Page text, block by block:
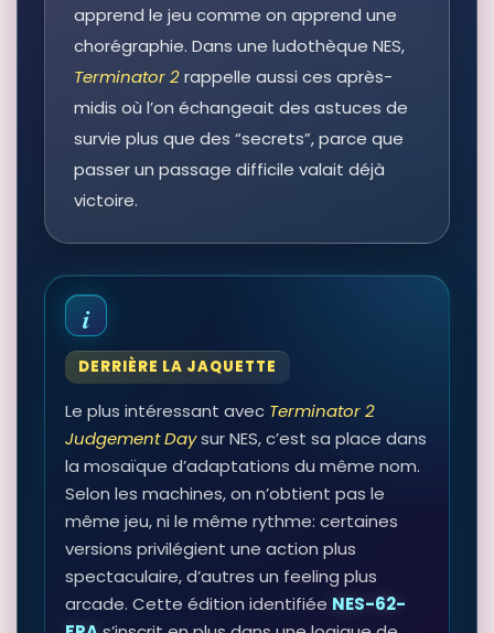
apprend le jeu comme on apprend une
chorégraphie. Dans une ludothèque NES,
Terminator 2rappelle aussi ces après-
midis où l’on échangeait des astuces de
survie plus que des “secrets”, parce que
passer un passage difficile valait déjà
victoire.
DERRIÈRE LA JAQUETTE
Le plus intéressant avec Terminator 2
Judgement Daysur NES, c’est sa place dans
la mosaïque d’adaptations du même nom.
Selon les machines, on n’obtient pas le
même jeu, ni le même rythme: certaines
versions privilégient une action plus
spectaculaire, d’autres un feeling plus
arcade. Cette édition identifiée NES-62-